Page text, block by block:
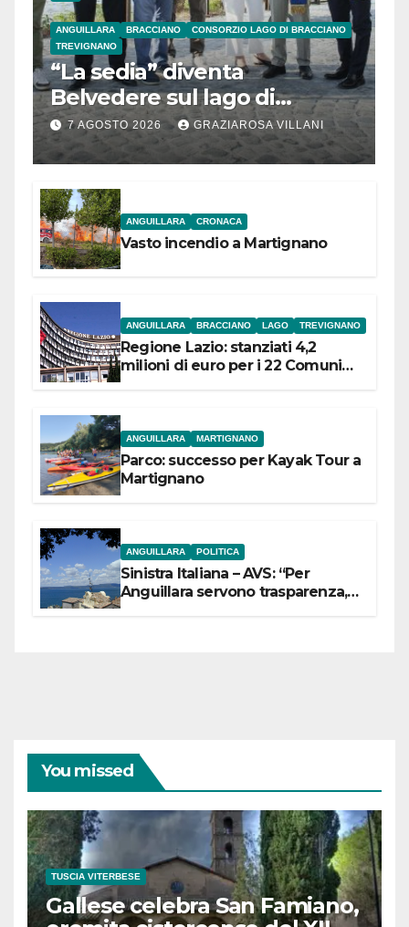
ANGUILLARA BRACCIANO
CONSORZIO LAGO DI BRACCIANO
TREVIGNANO
“La sedia” diventa
Belvedere sul lago di
Bracciano: ieri
l’inaugurazione
7 AGOSTO 2026 GRAZIAROSA VILLANI
ANGUILLARA CRONACA
Vasto incendio a Martignano
ANGUILLARA BRACCIANO LAGO TREVIGNANO
Regione Lazio: stanziati 4,2
milioni di euro per i 22 Comuni
ANGUILLARA MARTIGNANO
Parco: successo per Kayak Tour a
Martignano
ANGUILLARA POLITICA
Sinistra Italiana – AVS: “Per
Anguillara servono trasparenza,
You missed
TUSCIA VITERBESE
Gallese celebra San Famiano,